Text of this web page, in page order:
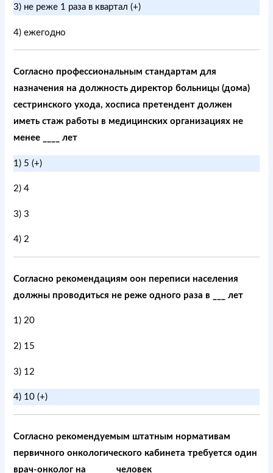
3) не реже 1 раза в квартал (+)
4) ежегодно
Согласно профессиональным стандартам для
назначения на должность директор больницы (дома)
сестринского ухода, хосписа претендент должен
иметь стаж работы в медицинских организациях не
менее ____ лет
1) 5 (+)
2) 4
3) 3
4) 2
Согласно рекомендациям оон переписи населения
должны проводиться не реже одного раза в ___ лет
1) 20
2) 15
3) 12
4) 10 (+)
Согласно рекомендуемым штатным нормативам
первичного онкологического кабинета требуется один
врач-онколог на ______ человек